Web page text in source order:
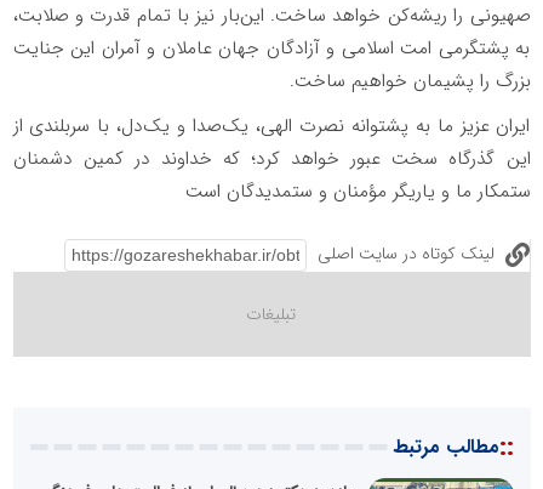
صهیونی را ریشه‌کن خواهد ساخت. این‌بار نیز با تمام قدرت و صلابت،
به پشتگرمی امت اسلامی و آزادگان جهان عاملان و آمران این جنایت
بزرگ را پشیمان خواهیم ساخت.
ایران عزیز ما به پشتوانه نصرت الهی، یک‌صدا و یک‌دل، با سربلندی از
این گذرگاه سخت عبور خواهد کرد؛ که خداوند در کمین دشمنان
ستمکار ما و یاریگر مؤمنان و ستمدیدگان است
لینک کوتاه در سایت اصلی
::مطالب مرتبط